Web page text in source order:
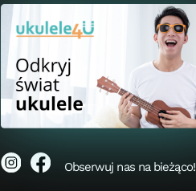
Obserwuj nas na bieżąco!